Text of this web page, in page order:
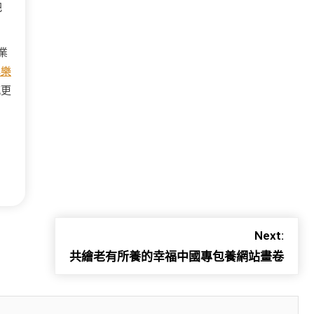
Next:
共繪老有所養的幸福中國專包養網站畫卷